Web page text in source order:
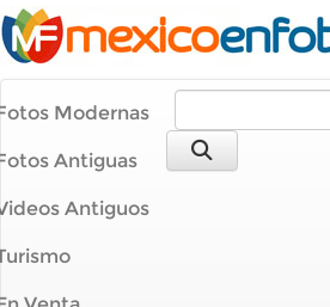
Modernas
Antiguas
Antiguos